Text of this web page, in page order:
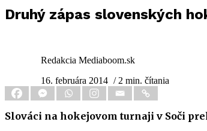
Druhý zápas slovenských
Redakcia Mediaboom.sk
16. februára 2014 / 2 min. čítania
Slováci na hokejovom turnaji v Soči